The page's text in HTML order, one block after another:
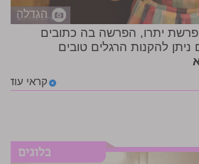
הגדלה
יתרו, הפרשה בה כתובים
להקנות הרגלים טובים
קראי עוד